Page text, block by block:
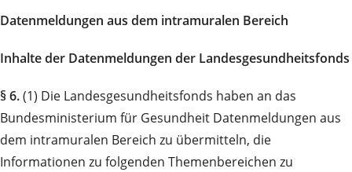
Datenmeldungen aus dem intramuralen Bereich
Inhalte der Datenmeldungen der Landesgesundheitsfonds
§ 6.(1) Die Landesgesundheitsfonds haben an das
Bundesministerium für Gesundheit Datenmeldungen aus
dem intramuralen Bereich zu übermitteln, die
Informationen zu folgenden Themenbereichen zu